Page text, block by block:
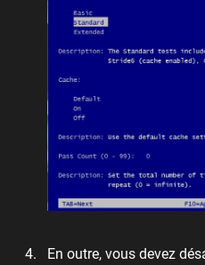
En outre, vous devez